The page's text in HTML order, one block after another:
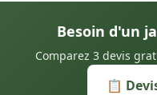
Besoin d'un
Comparez 3 devis
📋